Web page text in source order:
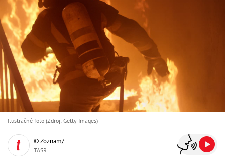
Ilustračné foto (Zdroj: Getty Images)
© Zoznam/
TASR